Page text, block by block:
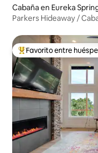
Cabaña en Eureka
Parkers Hideaway /
Favorito entre los
Favorito entre